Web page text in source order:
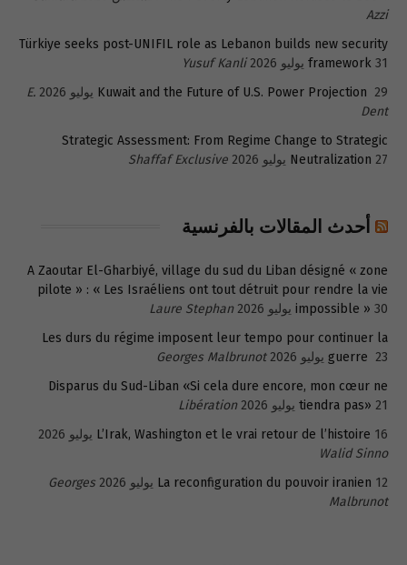
Azzi
Türkiye seeks post-UNIFIL role as Lebanon builds new security
framework 31 يوليو 2026
Yusuf Kanli
Kuwait and the Future of U.S. Power Projection 29 يوليو 2026
E.
Dent
Strategic Assessment: From Regime Change to Strategic
Neutralization 27 يوليو 2026 Shaffaf Exclusive
أحدث المقالات بالفرنسية
A Zaoutar El-Gharbiyé, village du sud du Liban désigné « zone
pilote » : « Les Israéliens ont tout détruit pour rendre la vie
impossible » 30 يوليو 2026
Laure Stephan
Les durs du régime imposent leur tempo pour continuer la
guerre 23 يوليو 2026
Georges Malbrunot
Disparus du Sud-Liban «Si cela dure encore, mon cœur ne
tiendra pas» 21 يوليو 2026
Libération
L’Irak, Washington et le vrai retour de l’histoire 16 يوليو 2026
Walid Sinno
La reconfiguration du pouvoir iranien 12 يوليو 2026
Georges
Malbrunot